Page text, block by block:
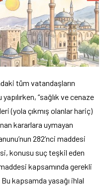
tüm vatandaşların
“sağlık ve cenaze
(yola çıkmış olanlar hariç)
kararlara uymayan
282’nci maddesi
konusu suç teşkil eden
kapsamında gerekli
Bu kapsamda yasağı ihlal